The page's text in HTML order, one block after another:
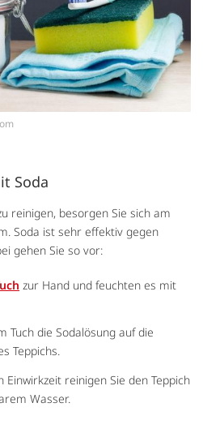
Soda
reinigen, besorgen Sie sich am
Soda ist sehr effektiv gegen
gehen Sie so vor:
zur Hand und feuchten es mit
Tuch die Sodalösung auf die
Teppichs.
Einwirkzeit reinigen Sie den Teppich
Wasser.